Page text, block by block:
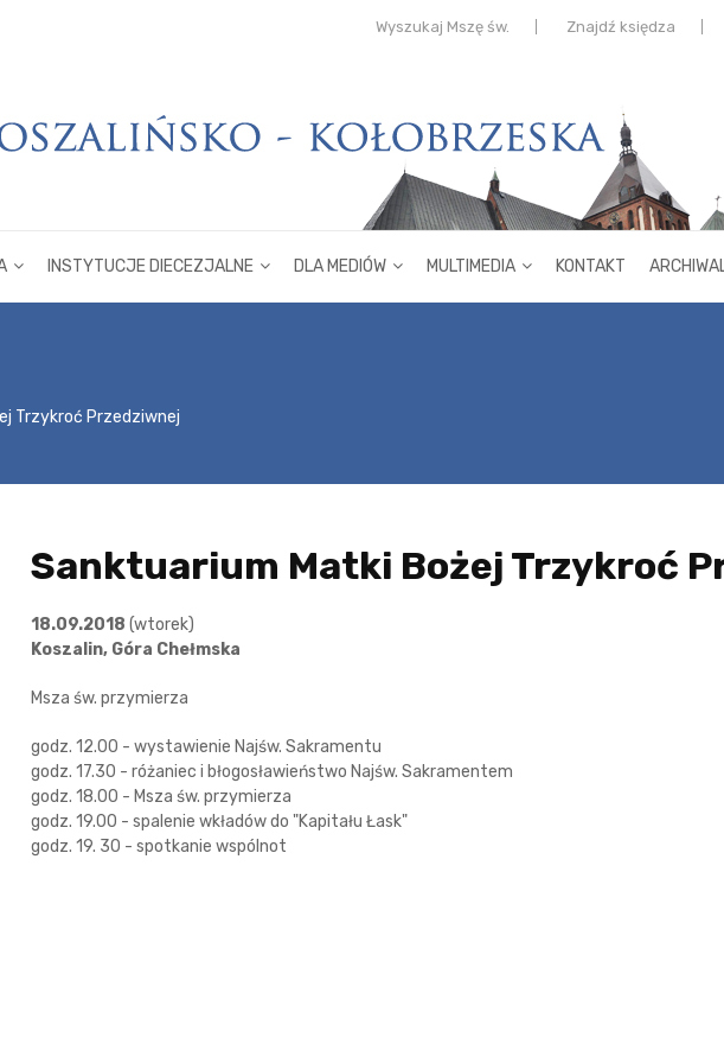
Wyszukaj Mszę św. Znajdź księdza
INSTYTUCJE DIECEZJALNE DLA MEDIÓW MULTIMEDIA KONTAKT
Trzykroć Przedziwnej
Sanktuarium Matki Bożej Trzykroć
18.09.2018 (wtorek)
Koszalin, Góra Chełmska
Msza św. przymierza
godz. 12.00 - wystawienie Najśw. Sakramentu
godz. 17.30 - różaniec i błogosławieństwo Najśw. Sakramentem
godz. 18.00 - Msza św. przymierza
godz. 19.00 - spalenie wkładów do "Kapitału Łask"
godz. 19. 30 - spotkanie wspólnot